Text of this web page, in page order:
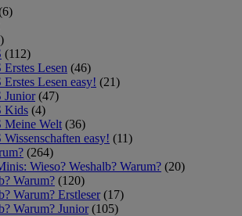
(112)
Lesen (46)
Lesen easy! (21)
Junior (47)
Kids (4)
Meine Welt (36)
easy! (11)
(264)
Wieso? Weshalb? Warum? (20)
Warum? (120)
Warum? Erstleser (17)
Warum? Junior (105)